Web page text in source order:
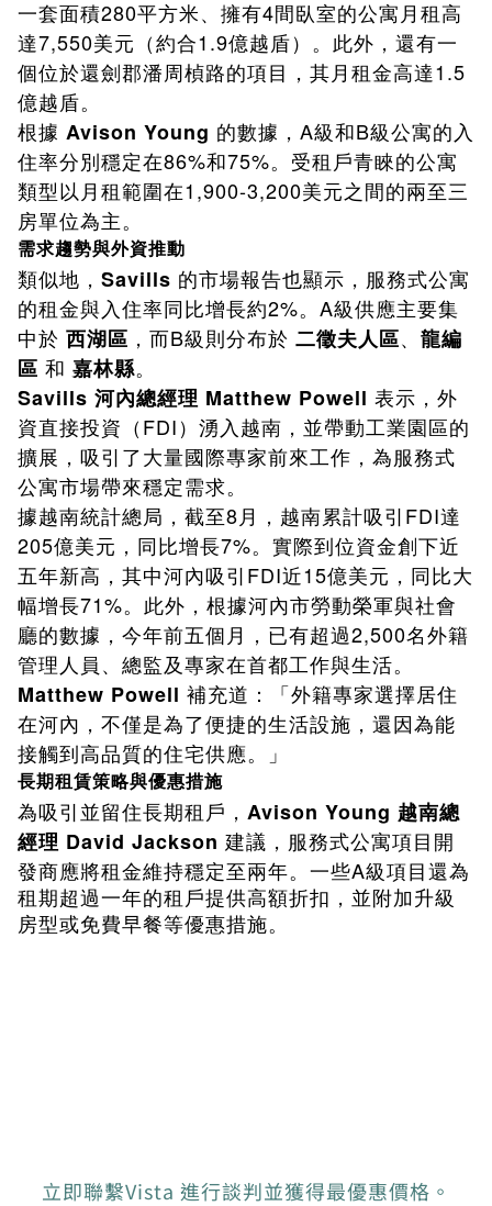
一套面積280平方米、擁有4間臥室的公寓月租高
達7,550美元（約合1.9億越盾）。此外，還有一
個位於還劍郡潘周楨路的項目，其月租金高達1.5
億越盾。
根據 Avison Young 的數據，A級和B級公寓的入
住率分別穩定在86%和75%。受租戶青睞的公寓
類型以月租範圍在1,900-3,200美元之間的兩至三
房單位為主。
需求趨勢與外資推動
類似地， Savills 的市場報告也顯示，服務式公寓
的租金與入住率同比增長約2%。A級供應主要集
中於 西湖區 ，而B級則分布於 二徵夫人區、 龍編
區 和 嘉林縣。
Savills 河內總經理 Matthew Powell 表示，外
資直接投資（FDI）湧入越南，並帶動工業園區的
擴展，吸引了大量國際專家前來工作，為服務式
公寓市場帶來穩定需求。
據越南統計總局，截至8月，越南累計吸引FDI達
205億美元，同比增長7%。實際到位資金創下近
五年新高，其中河內吸引FDI近15億美元，同比大
幅增長71%。此外，根據河內市勞動榮軍與社會
廳的數據，今年前五個月，已有超過2,500名外籍
管理人員、總監及專家在首都工作與生活。
Matthew Powell 補充道：「外籍專家選擇居住
在河內，不僅是為了便捷的生活設施，還因為能
接觸到高品質的住宅供應。」
長期租賃策略與優惠措施
為吸引並留住長期租戶， Avison Young 越南總
經理 David Jackson 建議，服務式公寓項目開
發商應將租金維持穩定至兩年。一些A級項目還為
租期超過一年的租戶提供高額折扣，並附加升級
房型或免費早餐等優惠措施。
立即聯繫Vista 進行談判並獲得最優惠價格。